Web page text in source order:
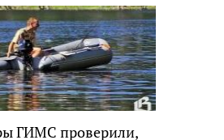
ГИМС проверили,